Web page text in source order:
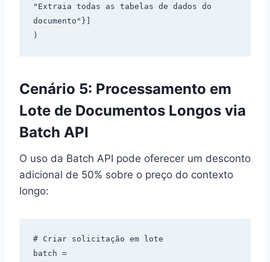
"Extraia todas as tabelas de dados do
documento"}]
Cenário 5: Processamento em
Lote de Documentos Longos via
Batch API
O uso da Batch API pode oferecer um desconto
adicional de 50% sobre o preço do contexto
longo:
# Criar solicitação em lote
batch =